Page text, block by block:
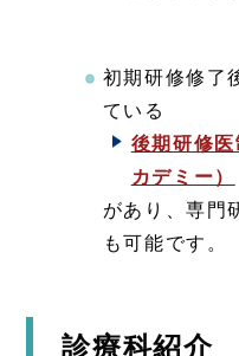
初期研修修了
ている
後期研修
カデミー）
があり、専門
も可能です。
診療科紹介